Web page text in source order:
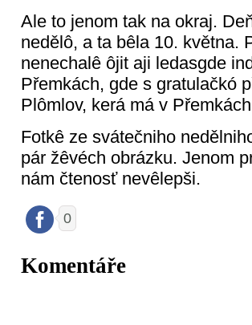
Ale to jenom tak na okraj.
nedělô, a ta bêla 10. května.
nenechalê ôjit aji ledasgde
Přemkách, gde s gratulačkó
Plômlov, kerá má v
Fotkê ze svátečniho
pár žêvéch obrázku. Jenom
nám čtenosť nevêlepši.
0
Komentáře